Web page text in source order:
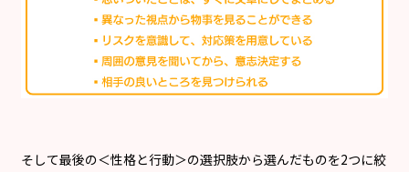
そして最後の＜性格と行動＞の選択肢から選んだものを2つに絞